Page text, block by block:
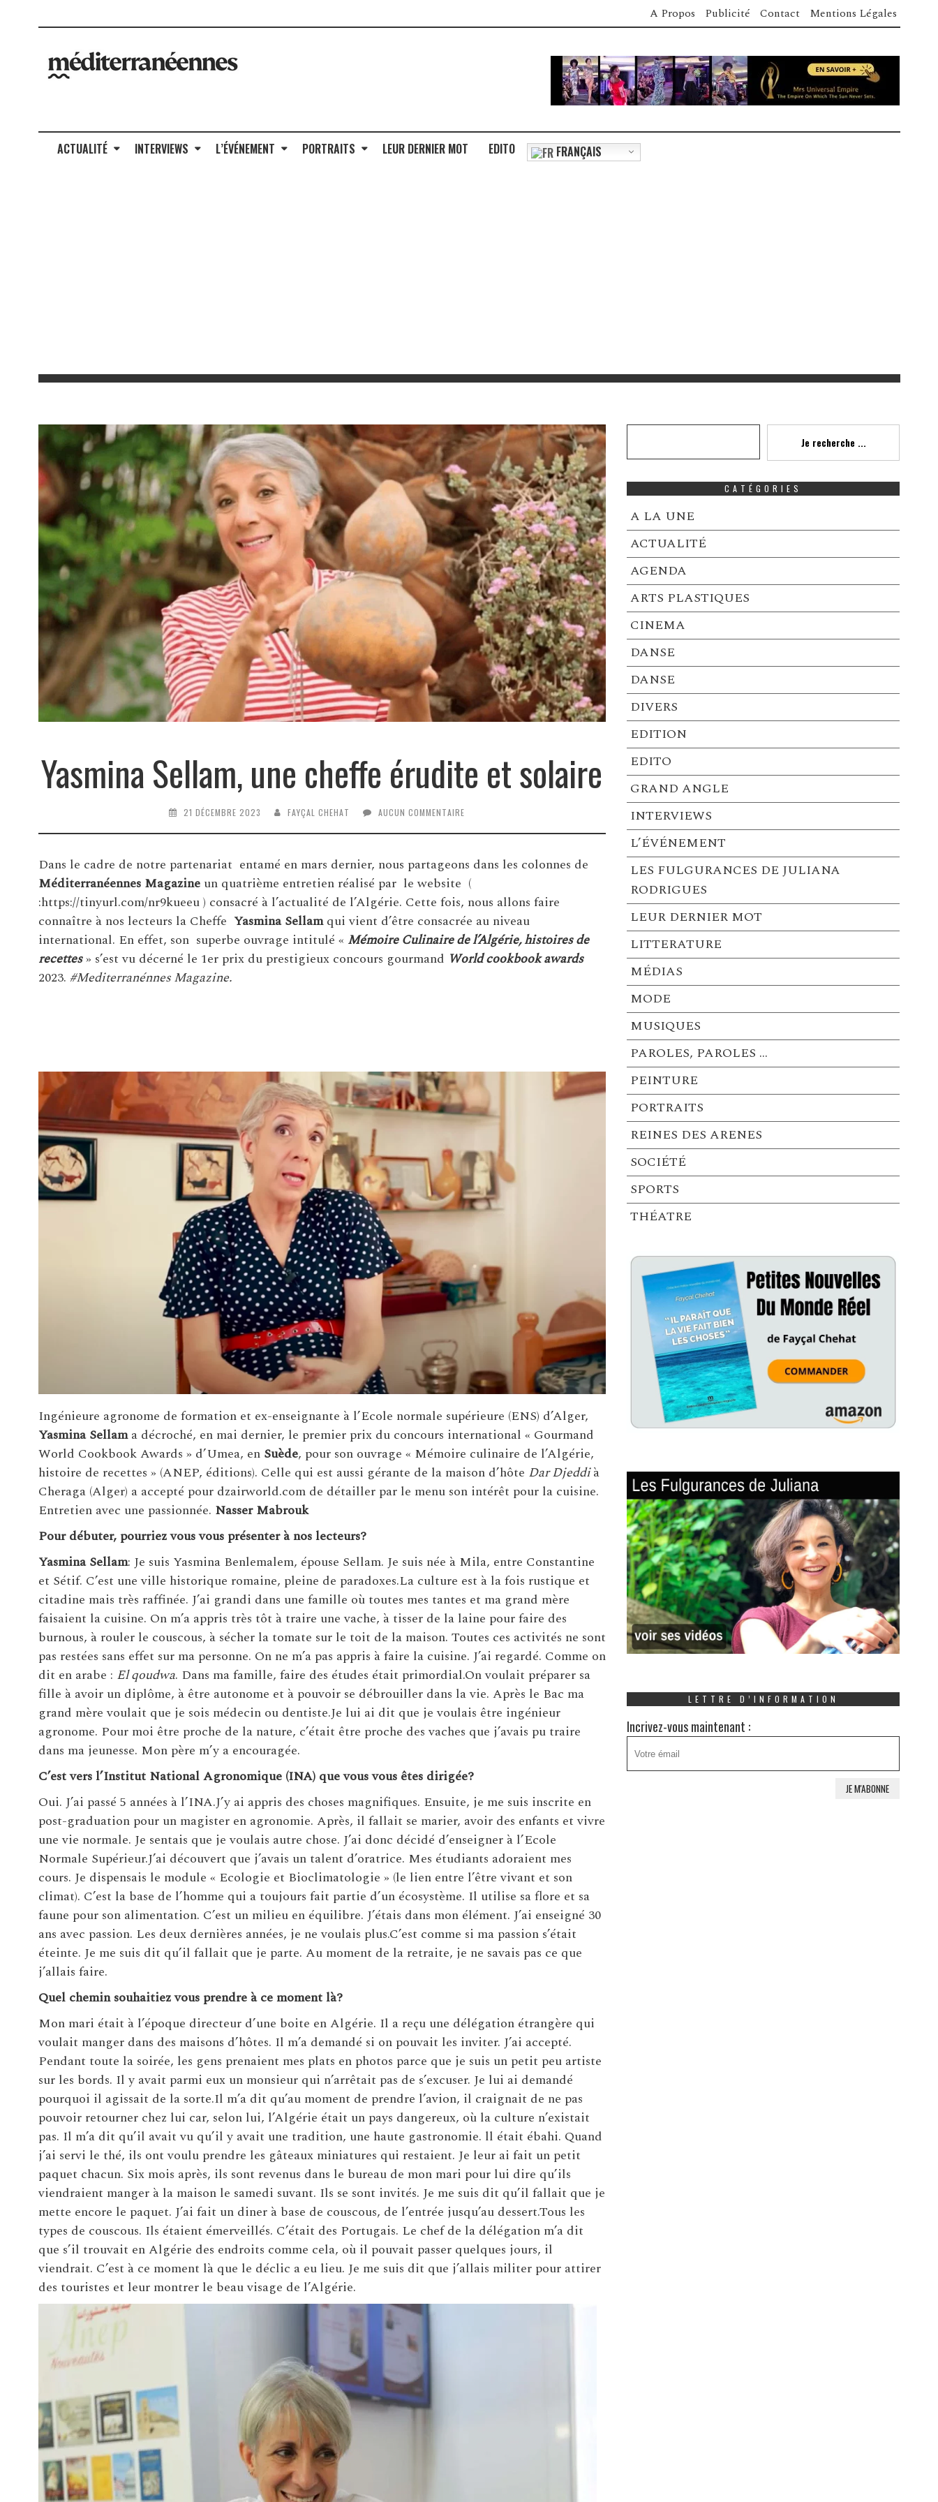
A Propos Publicité Contact Mentions Légales
ACTUALITÉ INTERVIEWS L’ÉVÉNEMENT PORTRAITS LEUR DERNIER MOT EDITO FRANÇAIS
Yasmina Sellam, une cheffe érudite et solaire
21 DÉCEMBRE 2023 FAYÇAL CHEHAT AUCUN COMMENTAIRE
Dans le cadre de notre partenariat entamé en mars dernier, nous partageons dans les colonnes de
Méditerranéennes Magazineun quatrième entretien réalisé par le website (
:https://tinyurl.com/nr9kueeu ) consacré à l’actualité de l’Algérie. Cette fois, nous allons faire
connaître à nos lecteurs la Cheffe Yasmina Sellamqui vient d’être consacrée au niveau
international. En effet, son superbe ouvrage intitulé « Mémoire Culinaire de l’Algérie, histoires de
recettes» s’est vu décerné le 1er prix du prestigieux concours gourmand World cookbook awards
2023. #Mediterranénnes Magazine.
Ingénieure agronome de formation et ex-enseignante à l’Ecole normale supérieure (ENS) d’Alger,
Yasmina Sellama décroché, en mai dernier, le premier prix du concours international « Gourmand
World Cookbook Awards » d’Umea, en Suède, pour son ouvrage « Mémoire culinaire de l’Algérie,
histoire de recettes » (ANEP, éditions). Celle qui est aussi gérante de la maison d’hôte Dar Djeddià
Cheraga (Alger) a accepté pour dzairworld.com de détailler par le menu son intérêt pour la cuisine.
Entretien avec une passionnée. Nasser Mabrouk
Pour débuter, pourriez vous vous présenter à nos lecteurs?
Yasmina Sellam: Je suis Yasmina Benlemalem, épouse Sellam. Je suis née à Mila, entre Constantine
et Sétif. C’est une ville historique romaine, pleine de paradoxes.La culture est à la fois rustique et
citadine mais très raffinée. J’ai grandi dans une famille où toutes mes tantes et ma grand mère
faisaient la cuisine. On m’a appris très tôt à traire une vache, à tisser de la laine pour faire des
burnous, à rouler le couscous, à sécher la tomate sur le toit de la maison. Toutes ces activités ne sont
pas restées sans effet sur ma personne. On ne m’a pas appris à faire la cuisine. J’ai regardé. Comme on
dit en arabe : El qoudwa. Dans ma famille, faire des études était primordial.On voulait préparer sa
fille à avoir un diplôme, à être autonome et à pouvoir se débrouiller dans la vie. Après le Bac ma
grand mère voulait que je sois médecin ou dentiste.Je lui ai dit que je voulais être ingénieur
agronome. Pour moi être proche de la nature, c’était être proche des vaches que j’avais pu traire
dans ma jeunesse. Mon père m’y a encouragée.
C’est vers l’Institut National Agronomique (INA) que vous vous êtes dirigée?
Oui. J’ai passé 5 années à l’INA.J’y ai appris des choses magnifiques. Ensuite, je me suis inscrite en
post-graduation pour un magister en agronomie. Après, il fallait se marier, avoir des enfants et vivre
une vie normale. Je sentais que je voulais autre chose. J’ai donc décidé d’enseigner à l’Ecole
Normale Supérieur.J’ai découvert que j’avais un talent d’oratrice. Mes étudiants adoraient mes
cours. Je dispensais le module « Ecologie et Bioclimatologie » (le lien entre l’être vivant et son
climat). C’est la base de l’homme qui a toujours fait partie d’un écosystème. Il utilise sa flore et sa
faune pour son alimentation. C’est un milieu en équilibre. J’étais dans mon élément. J’ai enseigné 30
ans avec passion. Les deux dernières années, je ne voulais plus.C’est comme si ma passion s’était
éteinte. Je me suis dit qu’il fallait que je parte. Au moment de la retraite, je ne savais pas ce que
j’allais faire.
Quel chemin souhaitiez vous prendre à ce moment là?
Mon mari était à l’époque directeur d’une boite en Algérie. Il a reçu une délégation étrangère qui
voulait manger dans des maisons d’hôtes. Il m’a demandé si on pouvait les inviter. J’ai accepté.
Pendant toute la soirée, les gens prenaient mes plats en photos parce que je suis un petit peu artiste
sur les bords. Il y avait parmi eux un monsieur qui n’arrêtait pas de s’excuser. Je lui ai demandé
pourquoi il agissait de la sorte.Il m’a dit qu’au moment de prendre l’avion, il craignait de ne pas
pouvoir retourner chez lui car, selon lui, l’Algérie était un pays dangereux, où la culture n’existait
pas. Il m’a dit qu’il avait vu qu’il y avait une tradition, une haute gastronomie. ll était ébahi. Quand
j’ai servi le thé, ils ont voulu prendre les gâteaux miniatures qui restaient. Je leur ai fait un petit
paquet chacun. Six mois après, ils sont revenus dans le bureau de mon mari pour lui dire qu’ils
viendraient manger à la maison le samedi suvant. Ils se sont invités. Je me suis dit qu’il fallait que je
mette encore le paquet. J’ai fait un diner à base de couscous, de l’entrée jusqu’au dessert.Tous les
types de couscous. Ils étaient émerveillés. C’était des Portugais. Le chef de la délégation m’a dit
que s’il trouvait en Algérie des endroits comme cela, où il pouvait passer quelques jours, il
viendrait. C’est à ce moment là que le déclic a eu lieu. Je me suis dit que j’allais militer pour attirer
des touristes et leur montrer le beau visage de l’Algérie.
Je recherche ...
CATÉGORIES
A LA UNE
ACTUALITÉ
AGENDA
ARTS PLASTIQUES
CINEMA
DANSE
DANSE
DIVERS
EDITION
EDITO
GRAND ANGLE
INTERVIEWS
L’ÉVÉNEMENT
LES FULGURANCES DE JULIANA
RODRIGUES
LEUR DERNIER MOT
LITTERATURE
MÉDIAS
MODE
MUSIQUES
PAROLES, PAROLES …
PEINTURE
PORTRAITS
REINES DES ARENES
SOCIÉTÉ
SPORTS
THÉATRE
LETTRE D’INFORMATION
Incrivez-vous maintenant :